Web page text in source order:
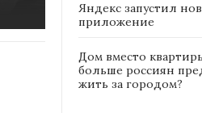
Яндекс запустил
приложение
Дом вместо
больше россиян
жить за городом?